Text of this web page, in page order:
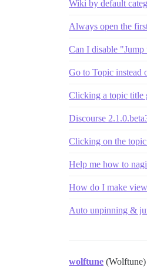
Wiki by default
Always open the
Can I disable "Jump
Go to Topic instead
Clicking a topic title
Discourse
Clicking on the
Help me how to
How do I make
Auto unpinning &
wolftune (Wolftune)